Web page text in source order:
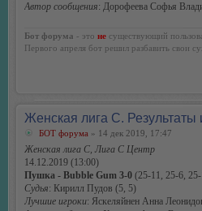
Автор сообщения: Дорофеева Софья
Бот форума - это не существующий
Первого апреля бот решил разбавить свои
Женская лига С. Результаты
БОТ форума » 14 дек 2019, 17:47
Женская лига С, Лига С Центр
14.12.2019 (13:00)
Пушка - Bubble Gum 3-0 (25-11, 25-6,
Судья: Кирилл Пудов (5, 5)
Лучшие игроки: Яскеляйнен Анна